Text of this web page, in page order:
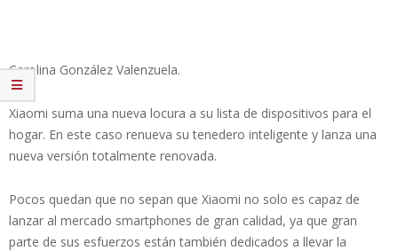
Carolina González Valenzuela.
Xiaomi suma una nueva locura a su lista de dispositivos para el
hogar. En este caso renueva su tenedero inteligente y lanza una
nueva versión totalmente renovada.
Pocos quedan que no sepan que Xiaomi no solo es capaz de
lanzar al mercado smartphones de gran calidad, ya que gran
parte de sus esfuerzos están también dedicados a llevar la